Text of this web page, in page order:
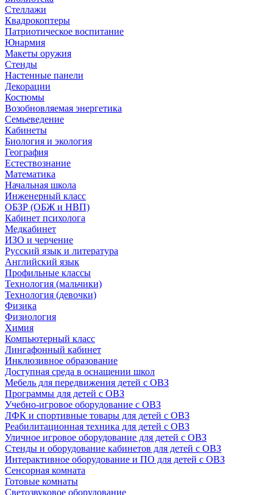
Стеллажи
Квадрокоптеры
Патриотическое воспитание
Юнармия
Макеты оружия
Стенды
Настенные панели
Декорации
Костюмы
Возобновляемая энергетика
Семьеведение
Кабинеты
Биология и экология
География
Естествознание
Математика
Начальная школа
Инженерный класс
ОБЗР (ОБЖ и НВП)
Кабинет психолога
Медкабинет
ИЗО и черчение
Русский язык и литература
Английский язык
Профильные классы
Технология (мальчики)
Технология (девочки)
Физика
Физиология
Химия
Компьютерный класс
Лингафонный кабинет
Инклюзивное образование
Доступная среда в оснащении школ
Мебель для передвижения детей с ОВЗ
Программы для детей с ОВЗ
Учебно-игровое оборудование с ОВЗ
ЛФК и спортивные товары для детей с ОВЗ
Реабилитационная техника для детей с ОВЗ
Уличное игровое оборудование для детей с ОВЗ
Стенды и оборудование кабинетов для детей с ОВЗ
Интерактивное оборудование и ПО для детей с ОВЗ
Сенсорная комната
Готовые комнаты
Светозвуковое оборудование